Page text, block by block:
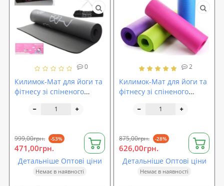
0
Килимок-Мат для йоги та
фітнесу зі спіненого
174х79см + чохол (MS
999,00грн. -53%
471,00грн.
Детальніше Оптові ціни
Немає в наявності
2
Килимок-Мат для йоги та
фітнесу зі спіненого
(HS-4264)
875,00грн. -28%
626,00грн.
Детальніше Оптові ціни
Немає в наявності